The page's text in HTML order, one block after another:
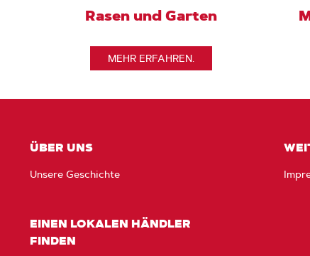
Rasen und Garten
MEHR ERFAHREN.
ÜBER UNS
Unsere Geschichte
EINEN LOKALEN HÄNDLER
FINDEN